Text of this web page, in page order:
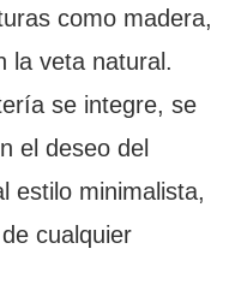
como madera,
la veta natural.
se integre, se
el deseo del
estilo minimalista,
cualquier